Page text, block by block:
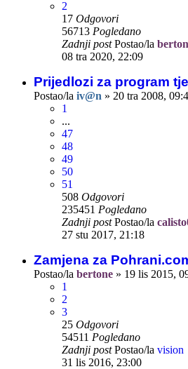
2
17 Odgovori
56713 Pogledano
Zadnji postPostao/la
08 tra 2020, 22:09
Prijedlozi za program
Postao/la iv@n » 20 tra 2008,
1
...
47
48
49
50
51
508 Odgovori
235451 Pogledano
Zadnji postPostao/la
27 stu 2017, 21:18
Zamjena za
Postao/la bertone » 19 lis 2015,
1
2
3
25 Odgovori
54511 Pogledano
Zadnji postPostao/la vision
31 lis 2016, 23:00